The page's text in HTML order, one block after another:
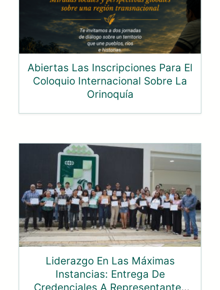
Abiertas Las Inscripciones Para El
Coloquio Internacional Sobre La
Orinoquía
Liderazgo En Las Máximas
Instancias: Entrega De
Credenciales A Representantes